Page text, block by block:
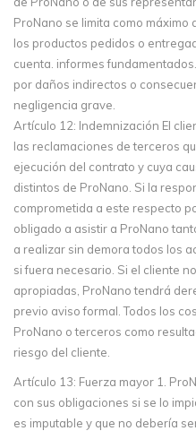
ProNano se limita como
los productos pedidos o
cuenta. informes
por daños indirectos o
negligencia grave.
Artículo 12: Indemnización El
las reclamaciones de terceros
ejecución del contrato y cuya
distintos de ProNano. Si la
comprometida a este respecto
obligado a asistir a ProNano
a realizar sin demora todos los
si fuera necesario. Si el cliente
apropiadas, ProNano tendrá
previo aviso formal. Todos los
ProNano o terceros como
riesgo del cliente.
Artículo 13: Fuerza mayor 1.
con sus obligaciones si se lo
es imputable y que no debería